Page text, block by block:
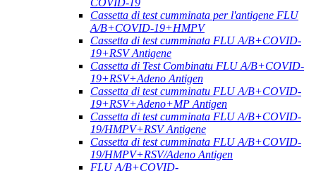
Cassetta di test cumminata per l'antigene FLU
A/B+COVID-19+HMPV
Cassetta di test cumminata FLU A/B+COVID-
19+RSV Antigene
Cassetta di Test Combinatu FLU A/B+COVID-
19+RSV+Adeno Antigen
Cassetta di test cumminatu FLU A/B+COVID-
19+RSV+Adeno+MP Antigen
Cassetta di test cumminata FLU A/B+COVID-
19/HMPV+RSV Antigene
Cassetta di test cumminata FLU A/B+COVID-
19/HMPV+RSV/Adeno Antigen
FLU A/B+COVID-